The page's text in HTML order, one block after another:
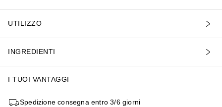
UTILIZZO
INGREDIENTI
I TUOI VANTAGGI
Spedizione consegna entro 3/6 giorni